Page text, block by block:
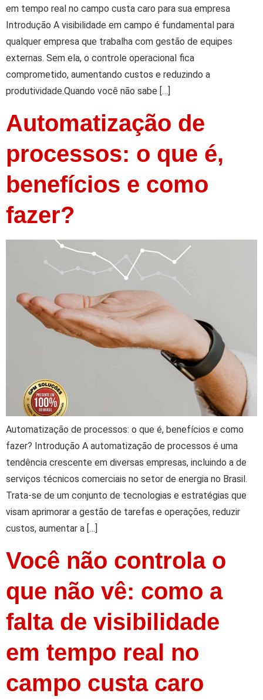
em tempo real no campo custa caro para sua empresa
Introdução A visibilidade em campo é fundamental para
qualquer empresa que trabalha com gestão de equipes
externas. Sem ela, o controle operacional fica
comprometido, aumentando custos e reduzindo a
produtividade.Quando você não sabe […]
Automatização de
processos: o que é,
benefícios e como
fazer?
Automatização de processos: o que é, benefícios e como
fazer? Introdução A automatização de processos é uma
tendência crescente em diversas empresas, incluindo a de
serviços técnicos comerciais no setor de energia no Brasil.
Trata-se de um conjunto de tecnologias e estratégias que
visam aprimorar a gestão de tarefas e operações, reduzir
custos, aumentar a […]
Você não controla o
que não vê: como a
falta de visibilidade
em tempo real no
campo custa caro